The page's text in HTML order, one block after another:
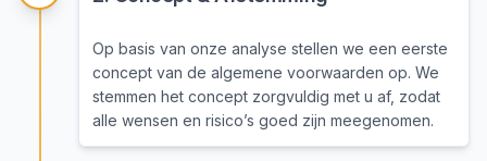
Op basis van onze analyse stellen we een eerste
concept van de algemene voorwaarden op. We
stemmen het concept zorgvuldig met u af, zodat
alle wensen en risico’s goed zijn meegenomen.